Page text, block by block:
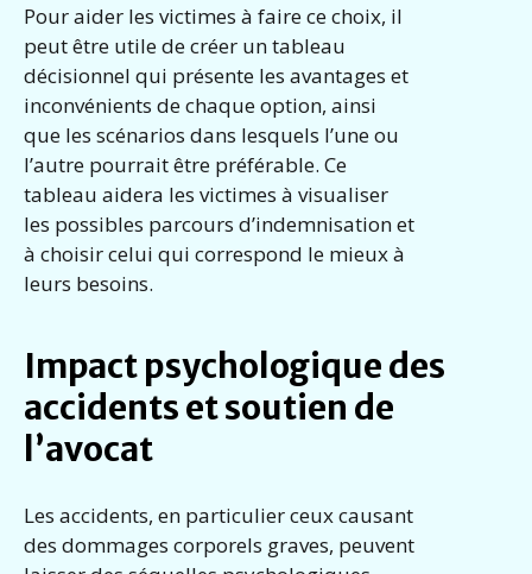
Pour aider les victimes à faire ce choix, il
peut être utile de créer un tableau
décisionnel qui présente les avantages et
inconvénients de chaque option, ainsi
que les scénarios dans lesquels l’une ou
l’autre pourrait être préférable. Ce
tableau aidera les victimes à visualiser
les possibles parcours d’indemnisation et
à choisir celui qui correspond le mieux à
leurs besoins.
Impact psychologique des
accidents et soutien de
l’avocat
Les accidents, en particulier ceux causant
des dommages corporels graves, peuvent